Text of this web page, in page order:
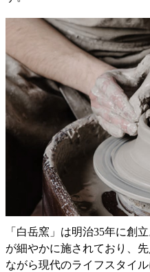
「白岳窯」は明治35年に創
が細やかに施されており、
ながら現代のライフスタイ